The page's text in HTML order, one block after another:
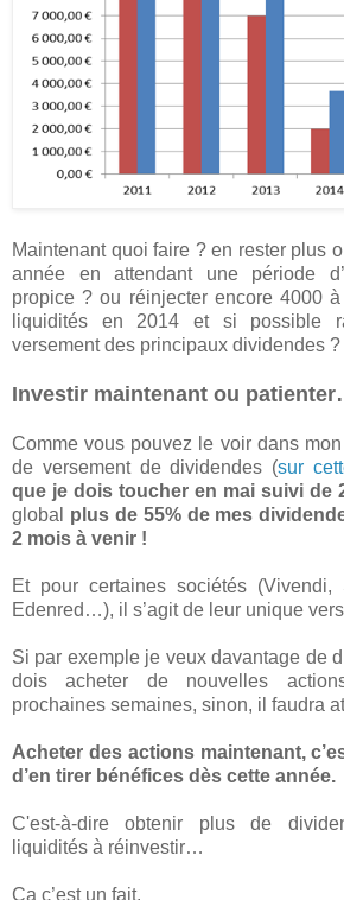
Maintenant quoi faire ? en rester plus
année en attendant une période
propice ? ou réinjecter encore 4000
liquidités en 2014 et si possible
versement des principaux dividendes ?
Investir maintenant ou
Comme vous pouvez le voir dans
de versement de dividendes (sur
que je dois toucher en mai suivi de
global plus de 55% de mes
2 mois à venir !
Et pour certaines sociétés (Vivendi,
Edenred…), il s’agit de leur unique
Si par exemple je veux davantage de
dois acheter de nouvelles
prochaines semaines, sinon, il faudra
Acheter des actions maintenant,
d’en tirer bénéfices dès cette année.
C'est-à-dire obtenir plus de
liquidités à réinvestir…
Ca c’est un fait.